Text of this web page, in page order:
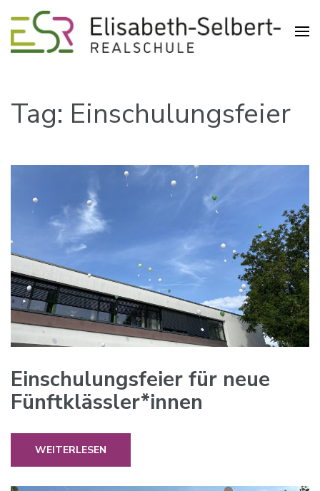
Tag: Einschulungsfeier
Einschulungsfeier für neue
Fünftklässler*innen
WEITERLESEN